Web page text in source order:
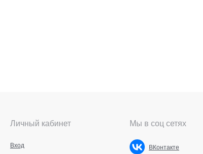
Личный кабинет
Вход
Мы в соц сетях
ВКонтакте